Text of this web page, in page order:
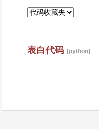
表白代码 [python]